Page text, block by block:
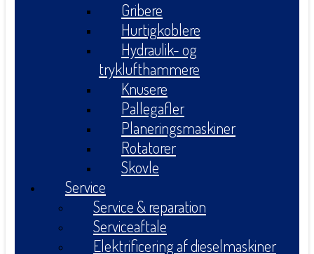
Gribere
Hurtigkoblere
Hydraulik- og
tryklufthammere
Knusere
Pallegafler
Planeringsmaskiner
Rotatorer
Skovle
Service
Service & reparation
Serviceaftale
Elektrificering af dieselmaskiner